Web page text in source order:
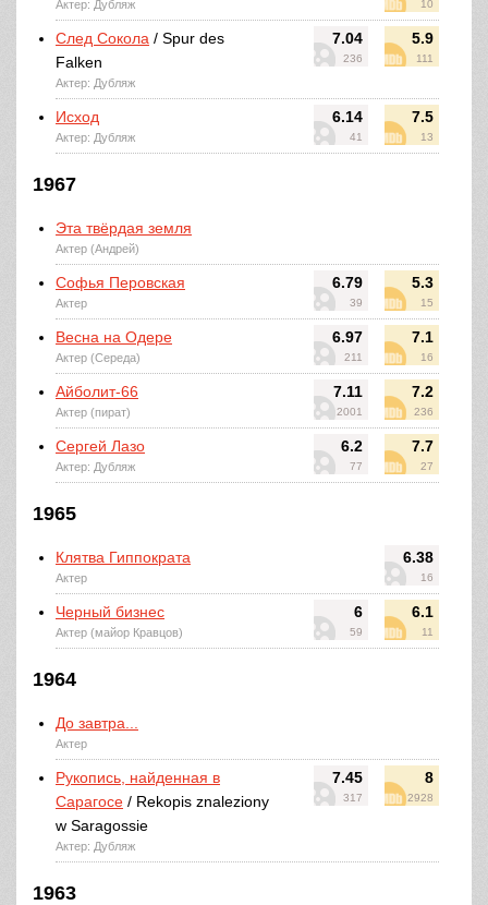
10
Актер: Дубляж
7.04
236
5.9
111
След Сокола / Spur des
Falken
Актер: Дубляж
6.14
41
7.5
13
Исход
Актер: Дубляж
1967
Эта твёрдая земля
Актер (Андрей)
6.79
39
5.3
15
Софья Перовская
Актер
6.97
211
7.1
16
Весна на Одере
Актер (Середа)
7.11
2001
7.2
236
Айболит-66
Актер (пират)
6.2
77
7.7
27
Сергей Лазо
Актер: Дубляж
1965
6.38
16
Клятва Гиппократа
Актер
6
59
6.1
11
Черный бизнес
Актер (майор Кравцов)
1964
До завтра...
Актер
7.45
317
8
2928
Рукопись, найденная в
Сарагосе / Rekopis znaleziony
w Saragossie
Актер: Дубляж
1963